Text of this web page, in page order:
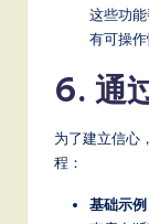
这些功
有可操
6. 通
为了建立信心
程：
基础示例